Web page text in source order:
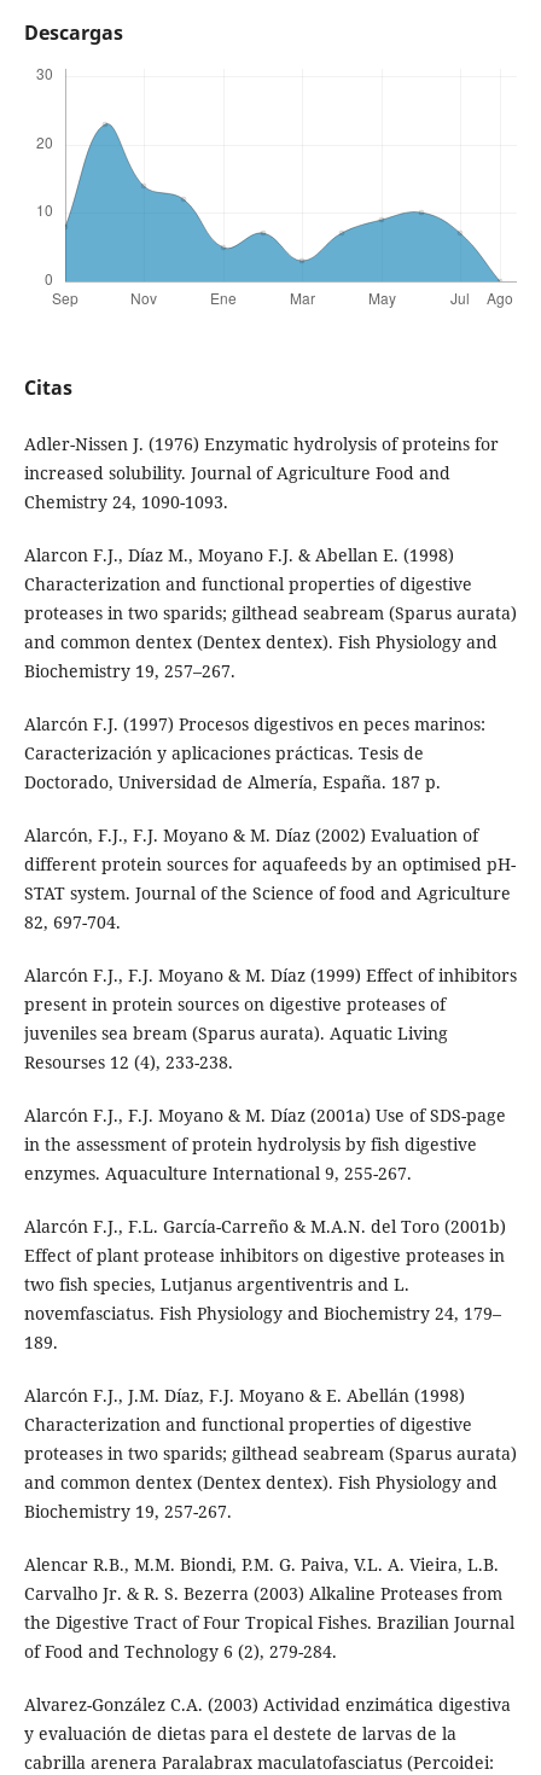
Descargas
Citas
Adler-Nissen J. (1976) Enzymatic hydrolysis of proteins for
increased solubility. Journal of Agriculture Food and
Chemistry 24, 1090-1093.
Alarcon F.J., Díaz M., Moyano F.J. & Abellan E. (1998)
Characterization and functional properties of digestive
proteases in two sparids; gilthead seabream (Sparus aurata)
and common dentex (Dentex dentex). Fish Physiology and
Biochemistry 19, 257–267.
Alarcón F.J. (1997) Procesos digestivos en peces marinos:
Caracterización y aplicaciones prácticas. Tesis de
Doctorado, Universidad de Almería, España. 187 p.
Alarcón, F.J., F.J. Moyano & M. Díaz (2002) Evaluation of
different protein sources for aquafeeds by an optimised pH-
STAT system. Journal of the Science of food and Agriculture
82, 697-704.
Alarcón F.J., F.J. Moyano & M. Díaz (1999) Effect of inhibitors
present in protein sources on digestive proteases of
juveniles sea bream (Sparus aurata). Aquatic Living
Resourses 12 (4), 233-238.
Alarcón F.J., F.J. Moyano & M. Díaz (2001a) Use of SDS-page
in the assessment of protein hydrolysis by fish digestive
enzymes. Aquaculture International 9, 255-267.
Alarcón F.J., F.L. García-Carreño & M.A.N. del Toro (2001b)
Effect of plant protease inhibitors on digestive proteases in
two fish species, Lutjanus argentiventris and L.
novemfasciatus. Fish Physiology and Biochemistry 24, 179–
189.
Alarcón F.J., J.M. Díaz, F.J. Moyano & E. Abellán (1998)
Characterization and functional properties of digestive
proteases in two sparids; gilthead seabream (Sparus aurata)
and common dentex (Dentex dentex). Fish Physiology and
Biochemistry 19, 257-267.
Alencar R.B., M.M. Biondi, P.M. G. Paiva, V.L. A. Vieira, L.B.
Carvalho Jr. & R. S. Bezerra (2003) Alkaline Proteases from
the Digestive Tract of Four Tropical Fishes. Brazilian Journal
of Food and Technology 6 (2), 279-284.
Alvarez-González C.A. (2003) Actividad enzimática digestiva
y evaluación de dietas para el destete de larvas de la
cabrilla arenera Paralabrax maculatofasciatus (Percoidei: